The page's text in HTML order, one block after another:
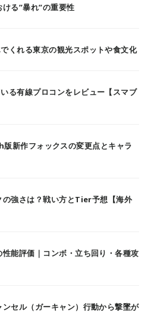
ける”暴れ”の重要性
くれる東京の観光スポットや食文化
る有線プロコンをレビュー【スマブ
新作フォックスの変更点とキャラ
の強さは？戦い方とTier予想【海外
性能評価｜コンボ・立ち回り・各種攻
ンセル（ガーキャン）行動から撃墜が